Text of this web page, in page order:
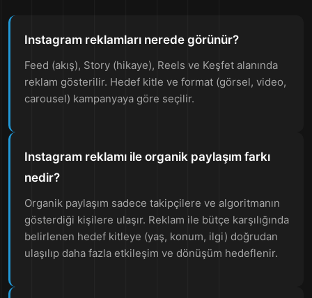
Instagram reklamları nerede görünür?
Feed (akış), Story (hikaye), Reels ve Keşfet alanında
reklam gösterilir. Hedef kitle ve format (görsel, video,
carousel) kampanyaya göre seçilir.
Instagram reklamı ile organik paylaşım farkı
nedir?
Organik paylaşım sadece takipçilere ve algoritmanın
gösterdiği kişilere ulaşır. Reklam ile bütçe karşılığında
belirlenen hedef kitleye (yaş, konum, ilgi) doğrudan
ulaşılıp daha fazla etkileşim ve dönüşüm hedeflenir.